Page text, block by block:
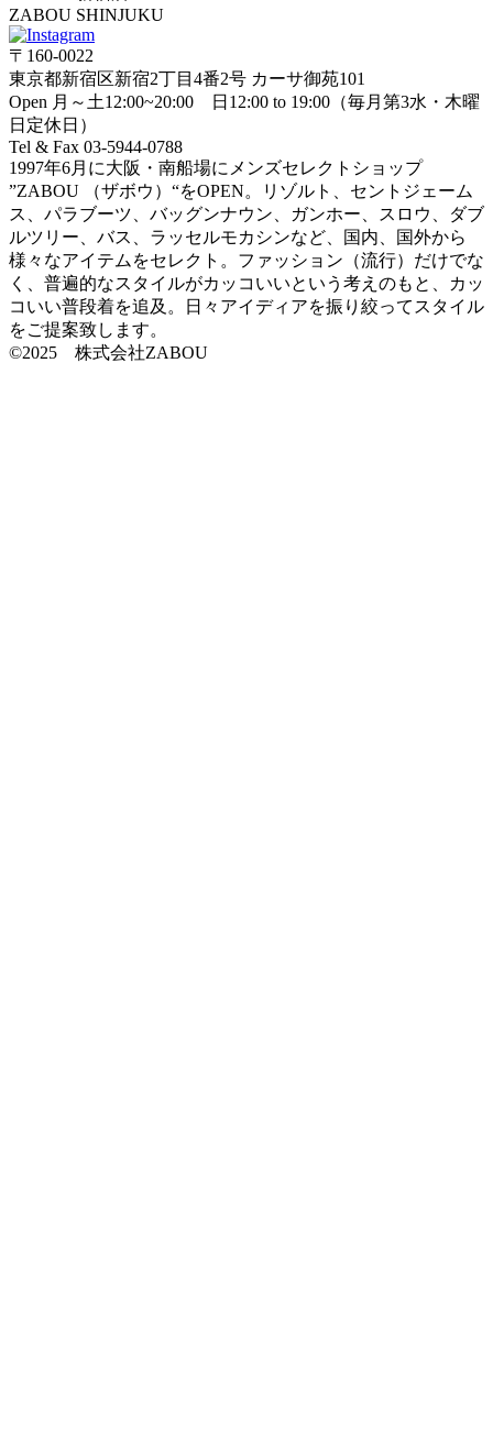
ZABOU SHINJUKU
〒160-0022
東京都新宿区新宿2丁目4番2号 カーサ御苑101
Open 月～土12:00~20:00 日12:00 to 19:00（毎月第3水・木曜
日定休日）
Tel & Fax 03-5944-0788
1997年6月に大阪・南船場にメンズセレクトショップ
”ZABOU （ザボウ）“をOPEN。リゾルト、セントジェーム
ス、パラブーツ、バッグンナウン、ガンホー、スロウ、ダブ
ルツリー、バス、ラッセルモカシンなど、国内、国外から
様々なアイテムをセレクト。ファッション（流行）だけでな
く、普遍的なスタイルがカッコいいという考えのもと、カッ
コいい普段着を追及。日々アイディアを振り絞ってスタイル
をご提案致します。
©2025 株式会社ZABOU